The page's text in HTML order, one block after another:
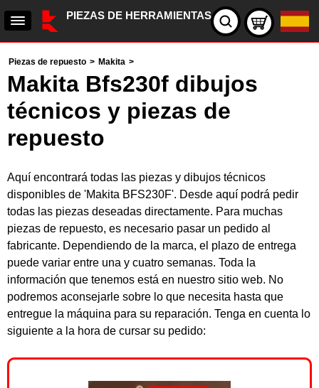
PIEZAS DE HERRAMIENTAS
Piezas de repuesto > Makita >
Makita Bfs230f dibujos
técnicos y piezas de
repuesto
Aquí encontrará todas las piezas y dibujos técnicos
disponibles de 'Makita BFS230F'. Desde aquí podrá pedir
todas las piezas deseadas directamente. Para muchas
piezas de repuesto, es necesario pasar un pedido al
fabricante. Dependiendo de la marca, el plazo de entrega
puede variar entre una y cuatro semanas. Toda la
información que tenemos está en nuestro sitio web. No
podremos aconsejarle sobre lo que necesita hasta que
entregue la máquina para su reparación. Tenga en cuenta lo
siguiente a la hora de cursar su pedido: